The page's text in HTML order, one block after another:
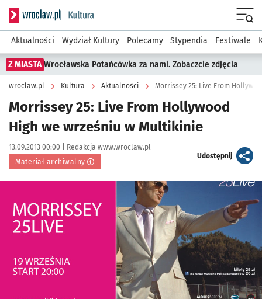
Serwis informacyjny wroclaw.pl podserwis: Kultura
Aktualności Wydział Kultury Polecamy Stypendia Festiwale
Z MIASTA Wrocławska Potańcówka za nami. Zobaczcie zdjęcia
wroclaw.pl Kultura Aktualności Morrissey 25: Live From
Morrissey 25: Live From Hollywood
High we wrześniu w Multikinie
Data publikacji:
13.09.2013 00:00 | Autor:
Redakcja www.wroclaw.pl
Materiał archiwalny
Udostępnijartykuł